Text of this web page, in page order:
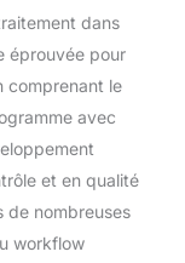
dans
éprouvée pour
comprenant le
avec
et en qualité
de nombreuses
workflow